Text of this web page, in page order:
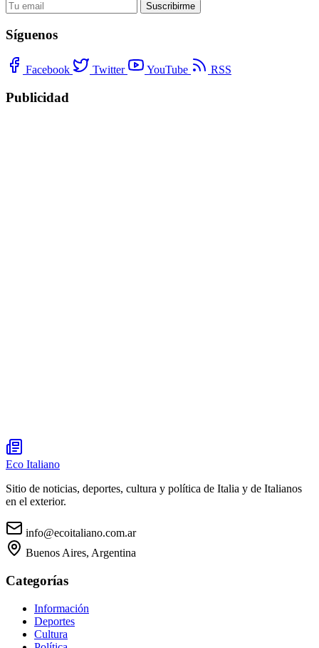
Suscribirme
Síguenos
Facebook Twitter YouTube RSS
Publicidad
Eco Italiano
Sitio de noticias, deportes, cultura y política de Italia y de Italianos
en el exterior.
info@ecoitaliano.com.ar
Buenos Aires, Argentina
Categorías
Información
Deportes
Cultura